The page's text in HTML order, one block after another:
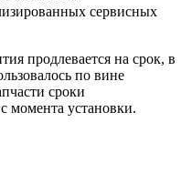
сервисных
продлевается на срок, в
по вине
сроки
момента установки.